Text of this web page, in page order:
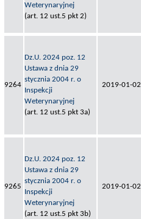
Weterynaryjnej
(art. 12 ust.5 pkt 2)
9264
Dz.U. 2024 poz. 12
Ustawa z dnia 29
stycznia 2004 r. o
Inspekcji
Weterynaryjnej
(art. 12 ust.5 pkt 3a)
2019-01-02
9265
Dz.U. 2024 poz. 12
Ustawa z dnia 29
stycznia 2004 r. o
Inspekcji
Weterynaryjnej
(art. 12 ust.5 pkt 3b)
2019-01-02